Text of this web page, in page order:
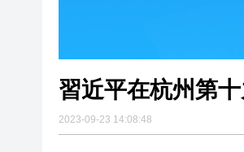
習近平在杭州第
2023-09-23 14:08:48